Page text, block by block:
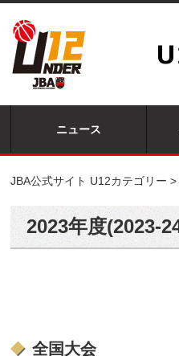
ニュース
JBA公式サイト U12カテゴリー >
2023年度(2023-
全国大会